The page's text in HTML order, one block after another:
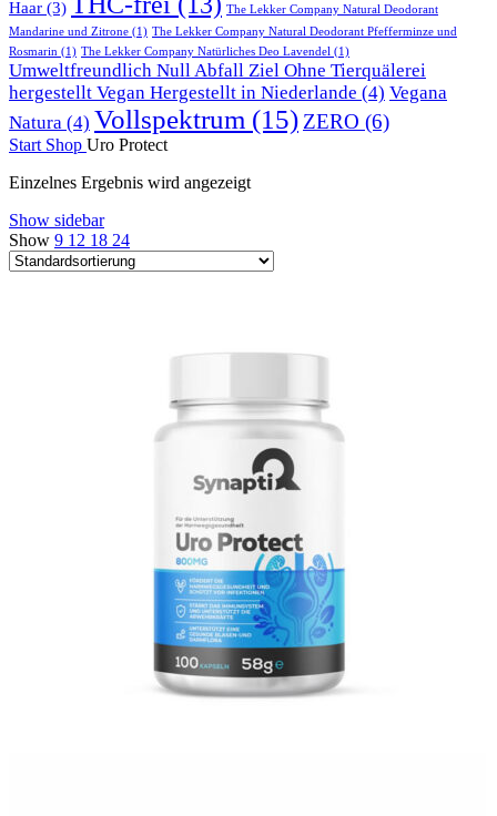
Haar (3)
The Lekker Company Natural Deodorant
Mandarine und Zitrone (1) The Lekker Company Natural Deodorant Pfefferminze und
Rosmarin (1) The Lekker Company Natürliches Deo Lavendel (1)
Umweltfreundlich Null Abfall Ziel Ohne Tierquälerei
hergestellt Vegan Hergestellt in Niederlande (4) Vegana
Natura (4) Vollspektrum (15) ZERO (6)
Start Shop Uro Protect
Einzelnes Ergebnis wird angezeigt
Show sidebar
Show 9 12 18 24